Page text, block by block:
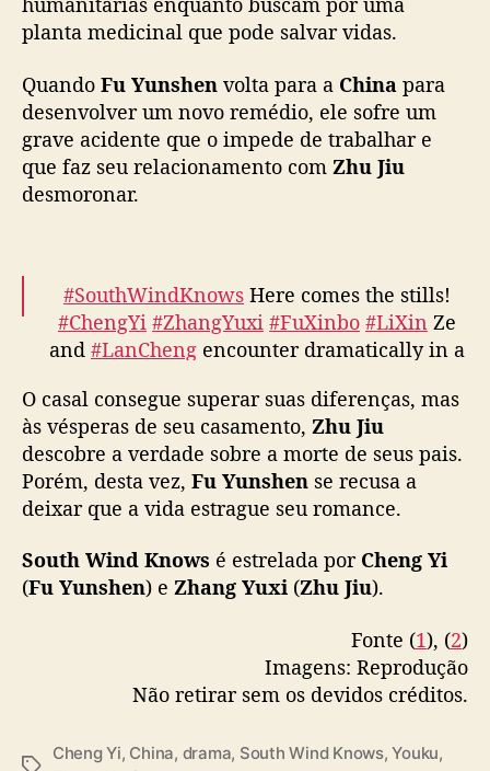
C
e
n
g
Y
a
n
g
Y
x
i
— 优酷Youku (@YoukuOfficial)September
planta medicinal que pode salvar vidas.
Quando Fu Yunshen volta para a China para
desenvolver um novo remédio, ele sofre um
grave acidente que o impede de trabalhar e
que faz seu relacionamento com Zhu Jiu
desmoronar.
#SouthWindKnows Here comes the stills!
#ChengYi #ZhangYuxi #FuXinbo #LiXin Ze
and #LanCheng encounter dramatically in a
Come to YOUKU to witness their joyful
beginning!#YOUKU #优酷
pic.twitter.com/IFmzSABT5W
— 优酷Youku (@YoukuOfficial)September
O casal consegue superar suas diferenças, mas
às vésperas de seu casamento, Zhu Jiu
descobre a verdade sobre a morte de seus pais.
Porém, desta vez, Fu Yunshen se recusa a
deixar que a vida estrague seu romance.
South Wind Knows é estrelada por Cheng Yi
(Fu Yunshen) e Zhang Yuxi (Zhu Jiu).
Fonte (1), (2)
Imagens: Reprodução
Não retirar sem os devidos créditos.
T
Cheng Yi, China, drama, South Wind Knows,Youku,